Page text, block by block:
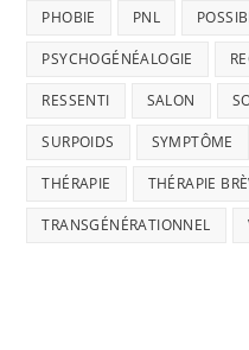
PHOBIE PNL
PSYCHOGÉNÉALOGIE
RESSENTI SALON
SURPOIDS SYMPTÔME
THÉRAPIE THÉRAPIE
TRANSGÉNÉRATIONNEL